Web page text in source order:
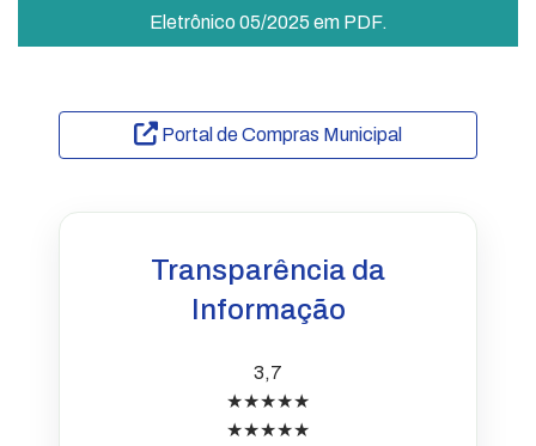
Eletrônico 05/2025 em PDF.
Portal de Compras Municipal
Transparência da
Informação
3,7
★★★★★
★★★★★